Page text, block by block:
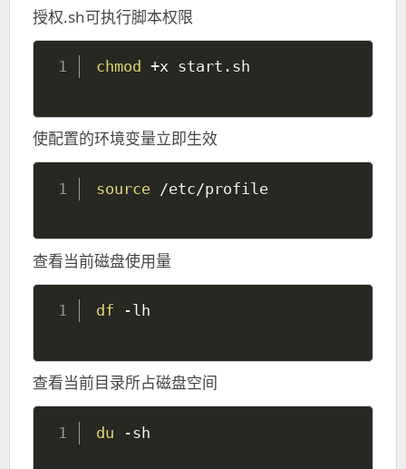
授权.sh可执行脚本权限
chmod
使配置的环境变量立即生效
source /etc/profile
查看当前磁盘使用量
df
查看当前目录所占磁盘空间
du